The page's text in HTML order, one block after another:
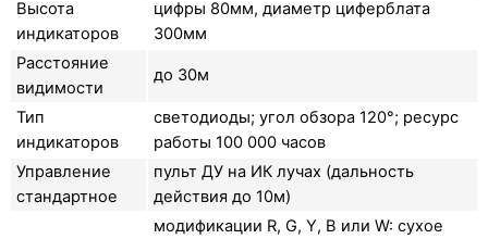
Высота
индикаторов
цифры 80мм, диаметр циферблата
300мм
Расстояние
видимости
до 30м
Тип
индикаторов
светодиоды; угол обзора 120°; ресурс
работы 100 000 часов
Управление
стандартное
пульт ДУ на ИК лучах (дальность
действия до 10м)
модификации R, G, Y, B или W: сухое